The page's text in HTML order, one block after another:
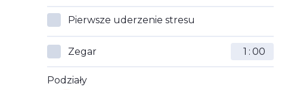
Pierwsze uderzenie stresu
Zegar :
Podziały